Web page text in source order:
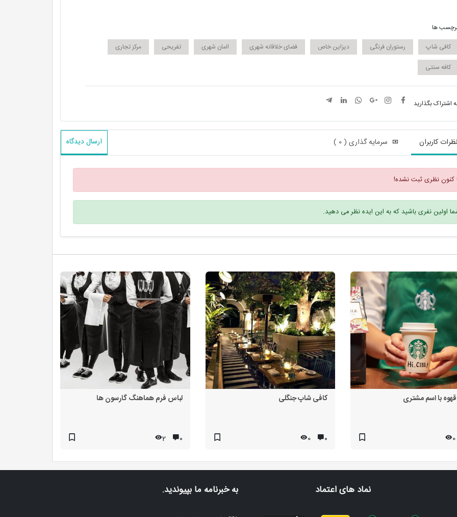
ها
کافی شاپ
رستوران فرنگی دیزاین خاص فضای خلاقانه شهری المان شهری تفریحی
مرکز تجاری
کافه سنتی
اشتراک بگذارید
کاربران سرمایه گذاری ( 0 ) ارسال دیدگاه
کنون نظری ثبت نشده!
اولین نفری باشید که به این ایده نظر می دهید.
قهوه با اسم مشتری
0
کافی شاپ جنگلی
۰ 0
لباس فرم هماهنگ گارسون ها
۰ 2
نماد های اعتماد به خبرنامه ما بپیوندید.